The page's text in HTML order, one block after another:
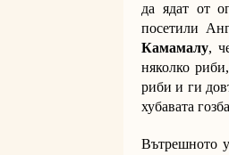
да ядат от
посетили
Камамалу,
няколко
риби и ги
хубавата
Вътрешното